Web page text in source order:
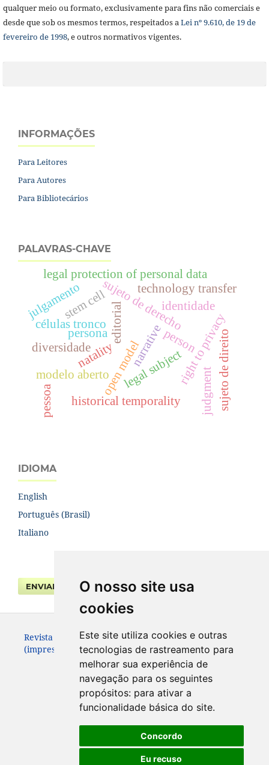
O nosso site usa
cookies
Este site utiliza cookies e outras
tecnologias de rastreamento para
melhorar sua experiência de
navegação para os seguintes
propósitos: para ativar a
funcionalidade básica do site.
Concordo
Eu recuso
qualquer meio ou formato, exclusivamente para fins não comerciais e
desde que sob os mesmos termos, respeitados aLei nº 9.610, de 19 de
fevereiro de 1998, e outros normativos vigentes.
INFORMAÇÕES
Para Leitores
Para Autores
Para Bibliotecários
PALAVRAS-CHAVE
editorial
open model person
legal subject
historical temporality
persona
sujeto de derecho
legal protection of personal data
right to privacy
stem cell technology transfer
células tronco
sujeto de direito
modelo aberto
narrative
natality
judgment
julgamento identidade
diversidade
pessoa
IDIOMA
English
Português (Brasil)
Italiano
ENVIAR SUBMISSÃO
Revista da Faculdade de Direito UFPR. ISSN 0104-3315
(impresso – até 2013) e 2236-7284 (eletrônico).